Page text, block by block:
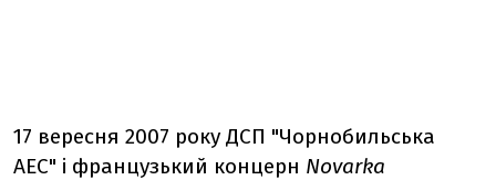
17 вересня 2007 року ДСП "Чорнобильська
АЕС" і французький концерн Novarka